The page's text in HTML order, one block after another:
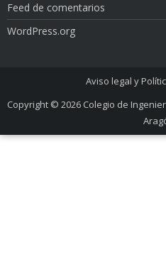
Feed de comentarios
WordPress.org
Aviso legal y
Copyright © 2026 Colegio de